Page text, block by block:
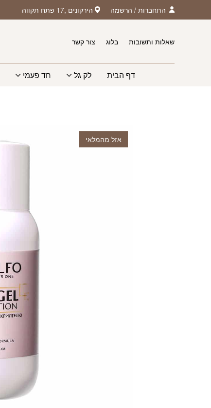
Skip to Content
התחברות / הרשמה הירקונים ,17 פתח תקווה
שאלות ותשובות
בלוג צור קשר
דף הבית לק גל חד פעמי
אזל מהמלאי
בחזרה למעלה